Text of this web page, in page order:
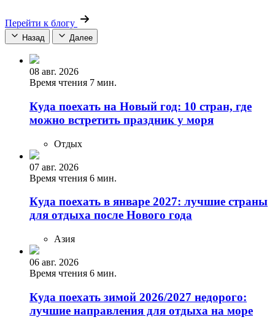
Перейти к блогу
Назад Далее
08 авг. 2026
Время чтения 7 мин.
Куда поехать на Новый год: 10 стран, где
можно встретить праздник у моря
Отдых
07 авг. 2026
Время чтения 6 мин.
Куда поехать в январе 2027: лучшие страны
для отдыха после Нового года
Азия
06 авг. 2026
Время чтения 6 мин.
Куда поехать зимой 2026/2027 недорого:
лучшие направления для отдыха на море